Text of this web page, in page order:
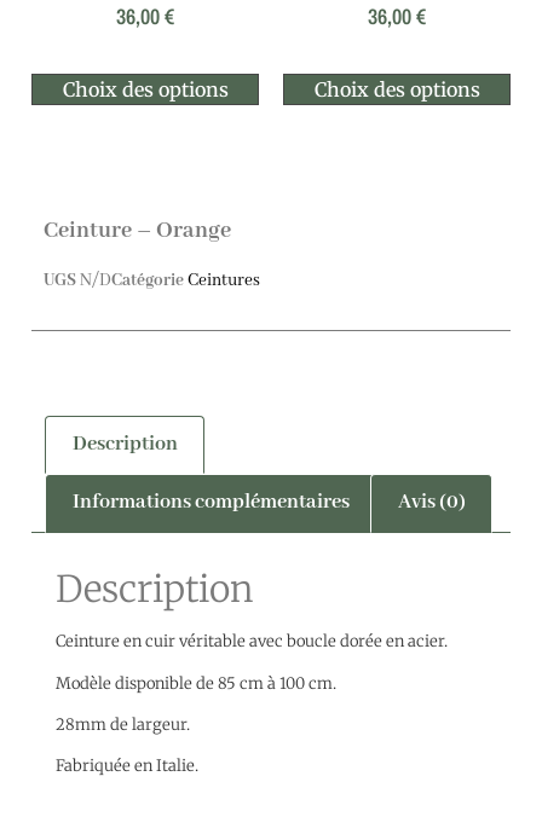
36,00€
Choix des options
36,00€
Choix des options
Ceinture – Orange
UGSN/DCatégorieCeintures
Description
Informations complémentaires Avis (0)
Description
Ceinture en cuir véritable avec boucle dorée en acier.
Modèle disponible de 85 cm à 100 cm.
28mm de largeur.
Fabriquée en Italie.